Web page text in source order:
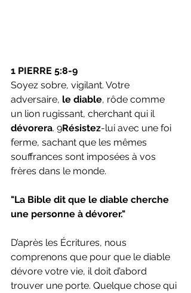
1 PIERRE 5:8-9
Soyez sobre, vigilant. Votre
adversaire, le diable, rôde comme
un lion rugissant, cherchant qui il
dévorera. 9Résistez-lui avec une foi
ferme, sachant que les mêmes
souffrances sont imposées à vos
frères dans le monde.
"La Bible dit que le diable cherche
une personne à dévorer."
D’après les Écritures, nous
comprenons que pour que le diable
dévore votre vie, il doit d’abord
trouver une porte. Quelque chose qui